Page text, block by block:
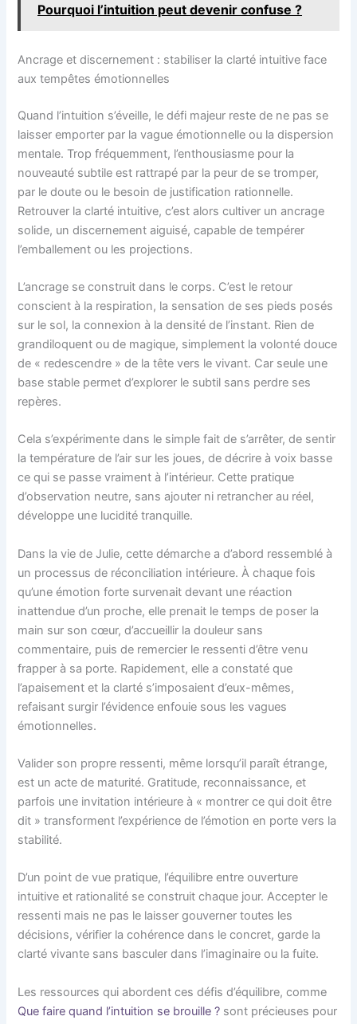
Pourquoi l’intuition peut devenir confuse ?
Ancrage et discernement : stabiliser la clarté intuitive face
aux tempêtes émotionnelles
Quand l’intuition s’éveille, le défi majeur reste de ne pas se
laisser emporter par la vague émotionnelle ou la dispersion
mentale. Trop fréquemment, l’enthousiasme pour la
nouveauté subtile est rattrapé par la peur de se tromper,
par le doute ou le besoin de justification rationnelle.
Retrouver la clarté intuitive, c’est alors cultiver un ancrage
solide, un discernement aiguisé, capable de tempérer
l’emballement ou les projections.
L’ancrage se construit dans le corps. C’est le retour
conscient à la respiration, la sensation de ses pieds posés
sur le sol, la connexion à la densité de l’instant. Rien de
grandiloquent ou de magique, simplement la volonté douce
de « redescendre » de la tête vers le vivant. Car seule une
base stable permet d’explorer le subtil sans perdre ses
repères.
Cela s’expérimente dans le simple fait de s’arrêter, de sentir
la température de l’air sur les joues, de décrire à voix basse
ce qui se passe vraiment à l’intérieur. Cette pratique
d’observation neutre, sans ajouter ni retrancher au réel,
développe une lucidité tranquille.
Dans la vie de Julie, cette démarche a d’abord ressemblé à
un processus de réconciliation intérieure. À chaque fois
qu’une émotion forte survenait devant une réaction
inattendue d’un proche, elle prenait le temps de poser la
main sur son cœur, d’accueillir la douleur sans
commentaire, puis de remercier le ressenti d’être venu
frapper à sa porte. Rapidement, elle a constaté que
l’apaisement et la clarté s’imposaient d’eux-mêmes,
refaisant surgir l’évidence enfouie sous les vagues
émotionnelles.
Valider son propre ressenti, même lorsqu’il paraît étrange,
est un acte de maturité. Gratitude, reconnaissance, et
parfois une invitation intérieure à « montrer ce qui doit être
dit » transforment l’expérience de l’émotion en porte vers la
stabilité.
D’un point de vue pratique, l’équilibre entre ouverture
intuitive et rationalité se construit chaque jour. Accepter le
ressenti mais ne pas le laisser gouverner toutes les
décisions, vérifier la cohérence dans le concret, garde la
clarté vivante sans basculer dans l’imaginaire ou la fuite.
Les ressources qui abordent ces défis d’équilibre, comme
Que faire quand l’intuition se brouille ? sont précieuses pour